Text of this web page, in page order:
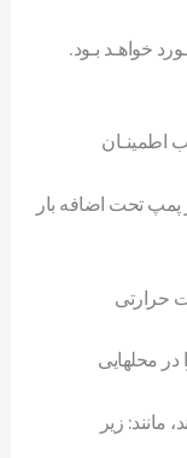
خواهـد بـود.
اطمينـان
پمپ تحت اضافه بار
حرارتی
محلهايی
زير